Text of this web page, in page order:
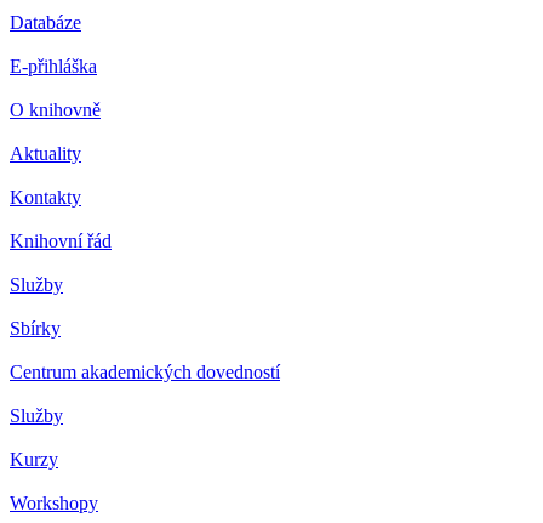
Databáze
E-přihláška
O knihovně
Aktuality
Kontakty
Knihovní řád
Služby
Sbírky
Centrum akademických dovedností
Služby
Kurzy
Workshopy